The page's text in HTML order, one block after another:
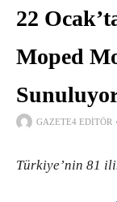
22
Moped
GAZETE4 EDITÖR
Türkiye’nin 81